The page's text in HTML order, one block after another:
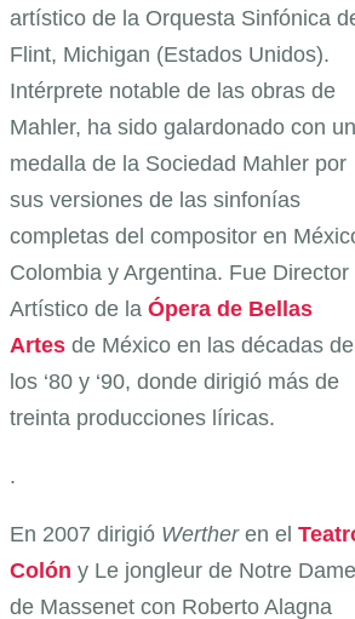
artístico de la Orquesta Sinfónica
Flint, Michigan (Estados Unidos).
Intérprete notable de las obras de
Mahler, ha sido galardonado con
medalla de la Sociedad Mahler por
sus versiones de las sinfonías
completas del compositor en
Colombia y Argentina. Fue Director
Artístico de la Ópera de Bellas
Artes de México en las décadas de
los ‘80 y ‘90, donde dirigió más de
treinta producciones líricas.
.
En 2007 dirigió Wertheren el
Colón y Le jongleur de Notre Dame
de Massenet con Roberto Alagna